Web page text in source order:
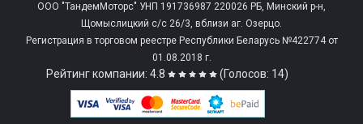
ООО "ТандемМоторс" УНП 191736987 220026 РБ, Минский р-н,
Щомыслицкий с/c 26/3, вблизи аг. Озерцо.
Регистрация в торговом реестре Республики Беларусь №422774 от
01.08.2018 г.
Рейтинг компании: 4.8 (Голосов: 14)